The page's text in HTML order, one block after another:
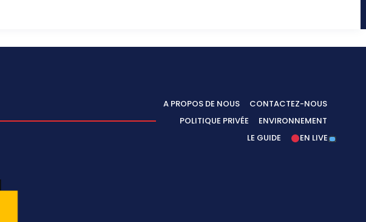
A PROPOS DE NOUS
CONTACTEZ-NOUS
POLITIQUE PRIVÉE
ENVIRONNEMENT
LE GUIDE
EN LIVE